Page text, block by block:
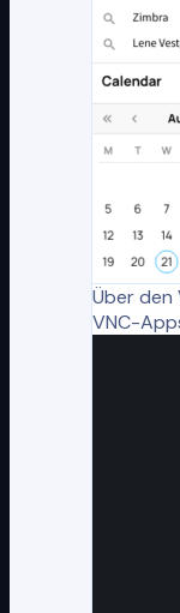
Über den
VNC-